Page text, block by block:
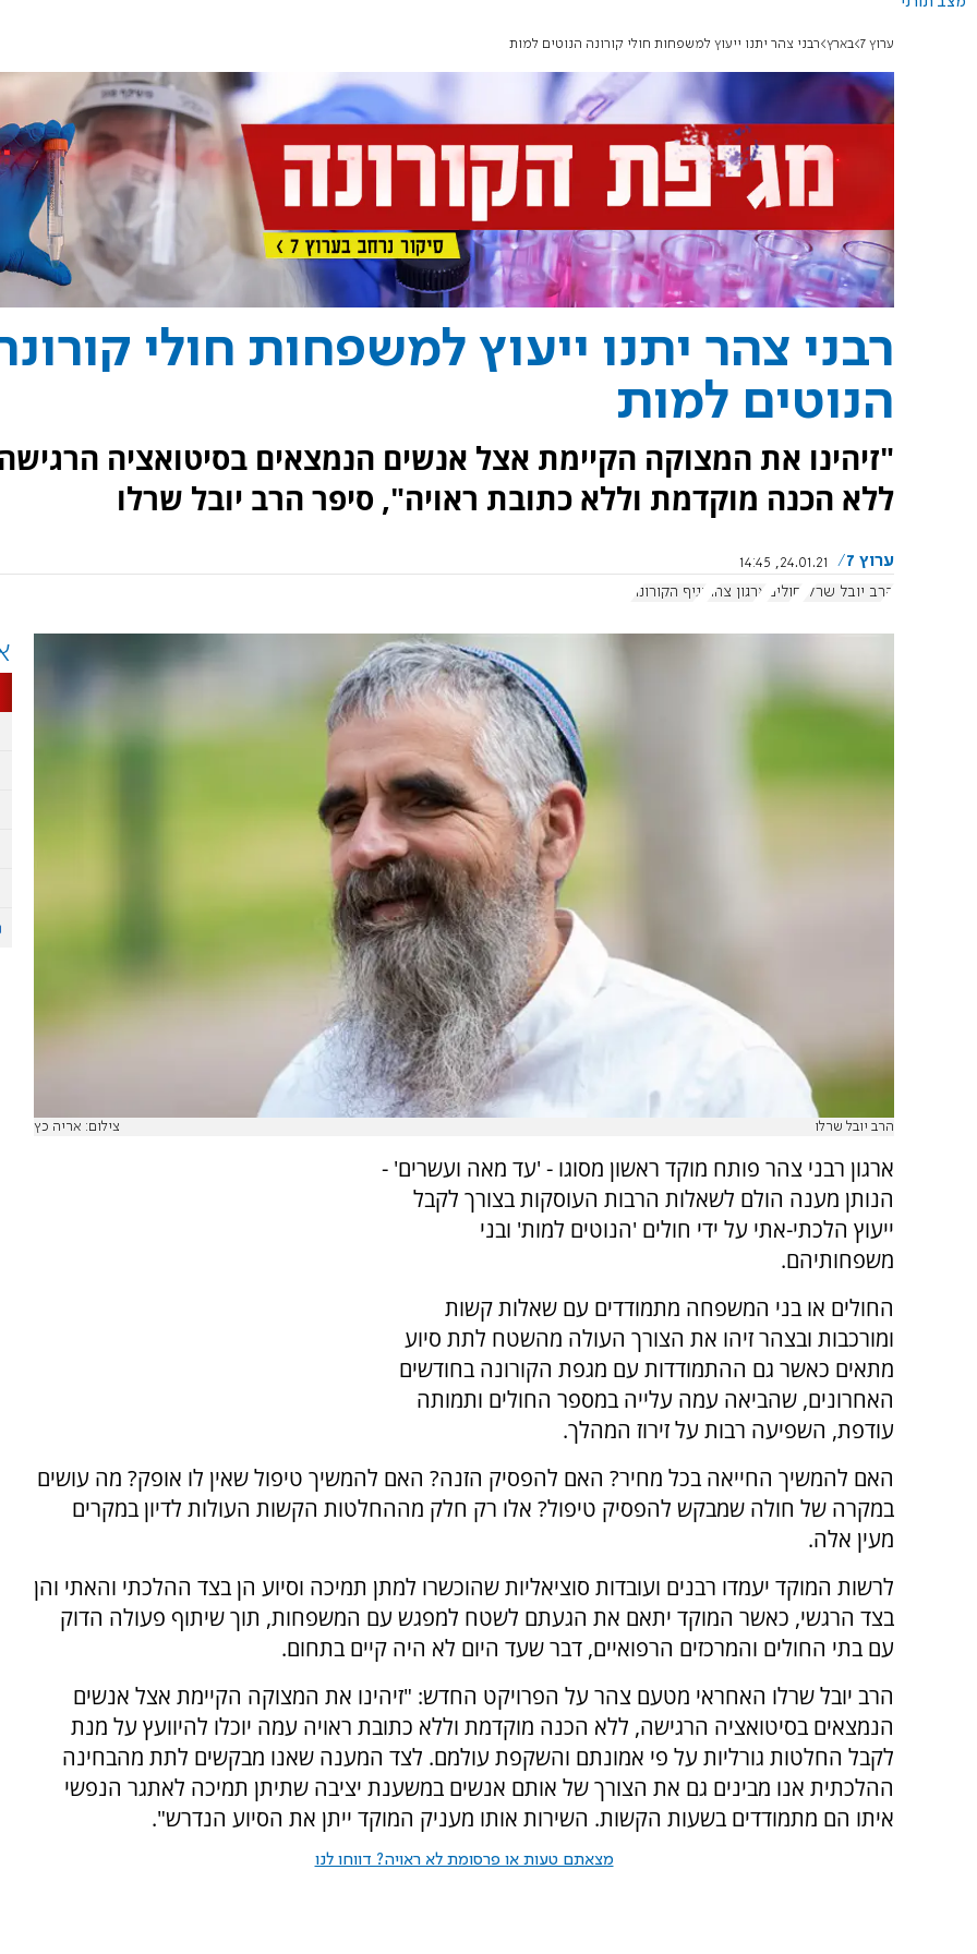
ערוץ 7 בארץ רבני צהר יתנו ייעוץ למשפחות חולי קורונה הנוטים למות
רבני צהר יתנו ייעוץ למשפחות חולי
הנוטים למות
"זיהינו את המצוקה הקיימת אצל אנשים הנמצאים בסיטואציה
ללא הכנה מוקדמת וללא כתובת ראויה", סיפר הרב יובל שרלו
ערוץ 7
24.01.21, 14:45
הרב יובל שרלו
חולים ארגון צהר נגיף הקורונה
הרב יובל שרלו צילום: אריה כץ
ארגון רבני צהר פותח מוקד ראשון מסוגו - 'עד מאה ועשרים' -
הנותן מענה הולם לשאלות הרבות העוסקות בצורך לקבל
ייעוץ הלכתי-אתי על ידי חולים 'הנוטים למות' ובני
משפחותיהם.
החולים או בני המשפחה מתמודדים עם שאלות קשות
ומורכבות ובצהר זיהו את הצורך העולה מהשטח לתת סיוע
מתאים כאשר גם ההתמודדות עם מגפת הקורונה בחודשים
האחרונים, שהביאה עמה עלייה במספר החולים ותמותה
עודפת, השפיעה רבות על זירוז המהלך.
האם להמשיך החייאה בכל מחיר? האם להפסיק הזנה? האם להמשיך טיפול שאין לו אופק? מה עושים
במקרה של חולה שמבקש להפסיק טיפול? אלו רק חלק מההחלטות הקשות העולות לדיון במקרים
מעין אלה.
לרשות המוקד יעמדו רבנים ועובדות סוציאליות שהוכשרו למתן תמיכה וסיוע הן בצד ההלכתי והאתי והן
בצד הרגשי, כאשר המוקד יתאם את הגעתם לשטח למפגש עם המשפחות, תוך שיתוף פעולה הדוק
עם בתי החולים והמרכזים הרפואיים, דבר שעד היום לא היה קיים בתחום.
הרב יובל שרלו האחראי מטעם צהר על הפרויקט החדש: "זיהינו את המצוקה הקיימת אצל אנשים
הנמצאים בסיטואציה הרגישה, ללא הכנה מוקדמת וללא כתובת ראויה עמה יוכלו להיוועץ על מנת
לקבל החלטות גורליות על פי אמונתם והשקפת עולמם. לצד המענה שאנו מבקשים לתת מהבחינה
ההלכתית אנו מבינים גם את הצורך של אותם אנשים במשענת יציבה שתיתן תמיכה לאתגר הנפשי
איתו הם מתמודדים בשעות הקשות. השירות אותו מעניק המוקד ייתן את הסיוע הנדרש".
מצאתם טעות או פרסומת לא ראויה? דווחו לנו